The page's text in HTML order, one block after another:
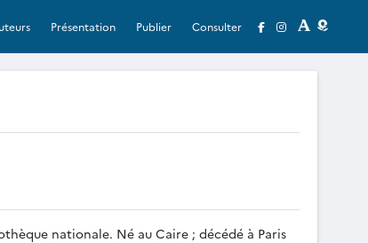
Présentation Publier Consulter
nationale. Né au Caire ; décédé à Paris